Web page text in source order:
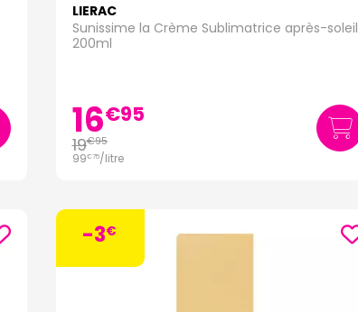
LIERAC
Sunissime la Crème Sublimatrice après-soleil
200ml
16€95
19€95
99€75/litre
-3€